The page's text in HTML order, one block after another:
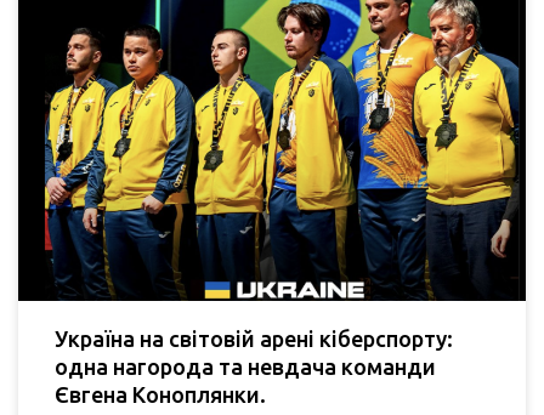
Україна на світовій арені кіберспорту:
одна нагорода та невдача команди
Євгена Коноплянки.